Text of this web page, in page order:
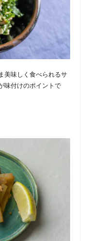
美味しく食べられるサ
味付けのポイントで